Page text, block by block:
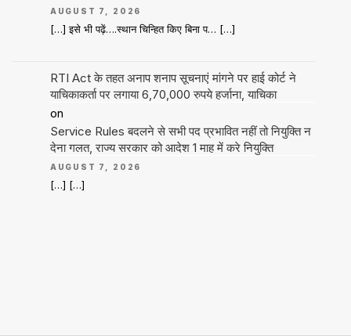
AUGUST 7, 2026
[…] इसे भी पढ़ें….स्थान चिन्हित किए बिना प… […]
RTI Act के तहत अनाप शनाप सूचनाएं मांगने पर हाई कोर्ट ने
याचिकाकर्ता पर लगाया 6,70,000 रुपये हर्जाना, याचिका
on
Service Rules बदलने से सभी पद प्रभावित नहीं तो नियुक्ति न
देना गलत, राज्य सरकार को आदेश 1 माह में करे नियुक्ति
AUGUST 7, 2026
[…] […]